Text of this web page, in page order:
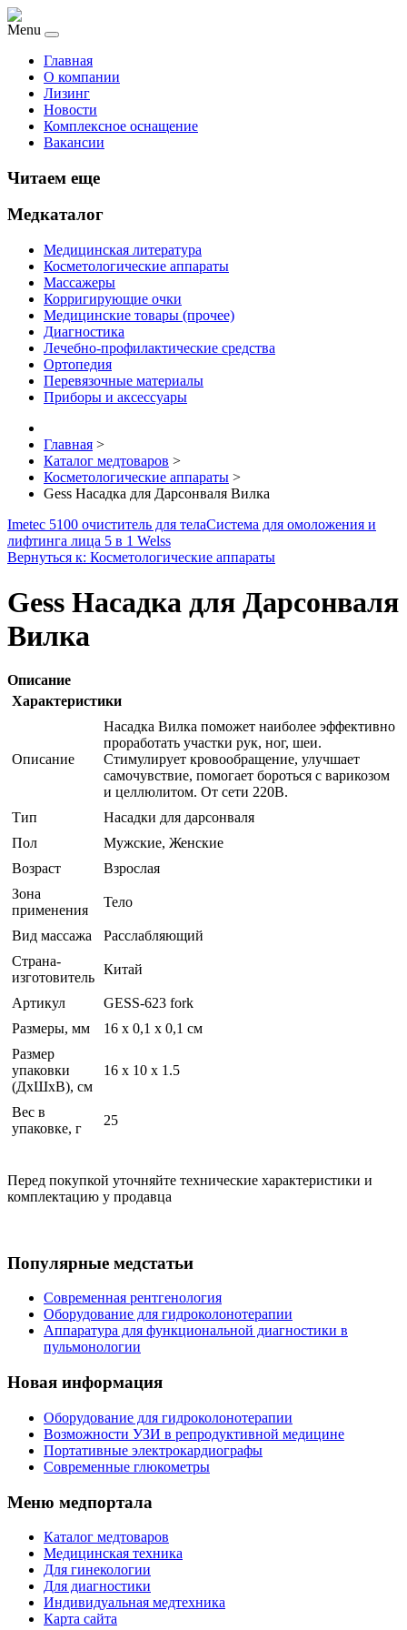
Menu
Главная
О компании
Лизинг
Новости
Комплексное оснащение
Вакансии
Читаем еще
Медкаталог
Медицинская литература
Косметологические аппараты
Массажеры
Корригирующие очки
Медицинские товары (прочее)
Диагностика
Лечебно-профилактические средства
Ортопедия
Перевязочные материалы
Приборы и аксессуары
Главная >
Каталог медтоваров >
Косметологические аппараты >
Gess Насадка для Дарсонваля Вилка
Imetec 5100 очиститель для телаСистема для омоложения и
лифтинга лица 5 в 1 Welss
Вернуться к: Косметологические аппараты
Gess Насадка для Дарсонваля
Вилка
Описание
Характеристики
Описание
Насадка Вилка поможет наиболее эффективно
проработать участки рук, ног, шеи.
Стимулирует кровообращение, улучшает
самочувствие, помогает бороться с варикозом
и целлюлитом. От сети 220В.
Тип
Насадки для дарсонваля
Пол
Мужские, Женские
Возраст
Взрослая
Зона
применения
Тело
Вид массажа
Расслабляющий
Страна-
изготовитель
Китай
Артикул
GESS-623 fork
Размеры, мм
16 х 0,1 х 0,1 см
Размер
упаковки
(ДхШхВ), см
16 x 10 x 1.5
Вес в
упаковке, г
25
Перед покупкой уточняйте технические характеристики и
комплектацию у продавца
Популярные медстатьи
Современная рентгенология
Оборудование для гидроколонотерапии
Аппаратура для функциональной диагностики в
пульмонологии
Новая информация
Оборудование для гидроколонотерапии
Возможности УЗИ в репродуктивной медицине
Портативные электрокардиографы
Современные глюкометры
Меню медпортала
Каталог медтоваров
Медицинская техника
Для гинекологии
Для диагностики
Индивидуальная медтехника
Карта сайта